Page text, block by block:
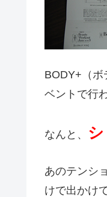
BODY+（ボ
ベントで行
なんと、
あのテンシ
けで出かけ